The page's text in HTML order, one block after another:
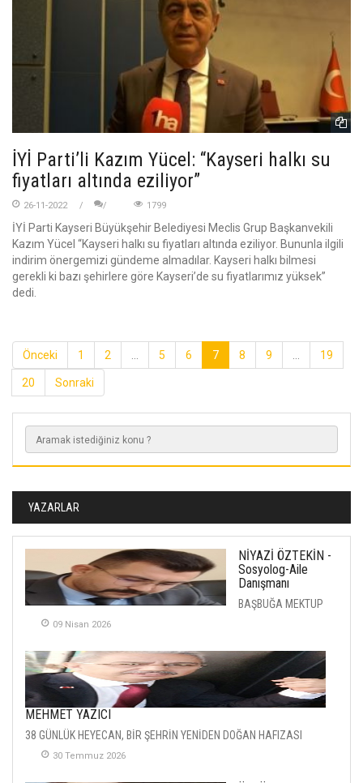
İYİ Parti’li Kazım Yücel: “Kayseri halkı su
fiyatları altında eziliyor”
26-11-2022 1799
İYİ Parti Kayseri Büyükşehir Belediyesi Meclis Grup Başkanvekili
Kazım Yücel “Kayseri halkı su fiyatları altında eziliyor. Bununla ilgili
indirim önergemizi gündeme almadılar. Kayseri halkı bilmesi
gerekli ki bazı şehirlere göre Kayseri’de su fiyatlarımız yüksek”
dedi.
Önceki 1 2 5 6 7 8 9 19
20 Sonraki
YAZARLAR
NİYAZİ ÖZTEKİN -
Sosyolog-Aile
Danışmanı
BAŞBUĞA MEKTUP
09 Nisan 2026
MEHMET YAZICI
38 GÜNLÜK HEYECAN, BİR ŞEHRİN YENİDEN DOĞAN HAFIZASI
30 Temmuz 2026